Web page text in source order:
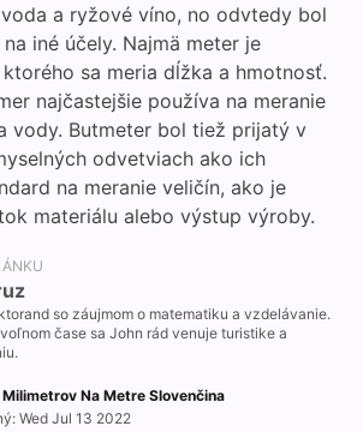
a ryžové víno, no odvtedy bol
iné účely. Najmä meter je
sa meria dĺžka a hmotnosť.
najčastejšie používa na meranie
vody. Butmeter bol tiež prijatý v
odvetviach ako ich
na meranie veličín, ako je
materiálu alebo výstup výroby.
so záujmom o matematiku a vzdelávanie.
čase sa John rád venuje turistike a
Na Metre Slovenčina
Wed Jul 13 2022